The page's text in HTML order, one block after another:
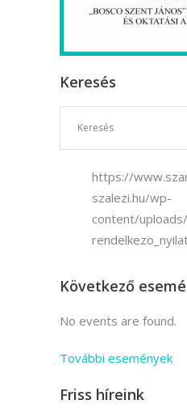
Keresés
https://
szalezi.hu/wp-
content/
Következő
No events are found.
További események
Friss híreink